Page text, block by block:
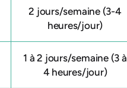
2 jours/semaine (3-4
heures/jour)
1 à 2 jours/semaine (3 à
4 heures/jour)